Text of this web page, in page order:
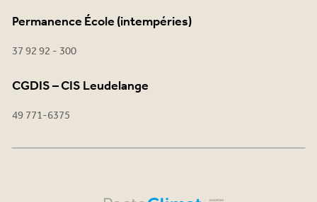
Permanence École (intempéries)
37 92 92 - 300
CGDIS – CIS Leudelange
49 771-6375